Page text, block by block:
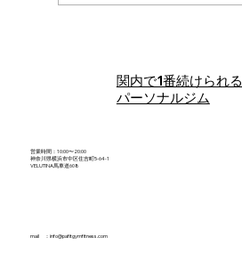
営業時間：10:00〜20:00
神奈川県横浜市中区住吉町5-64-1
VELUTINA馬車道608
mail ：info@pafitgymfitness.com
関内で1番続けられる
パーソナルジム